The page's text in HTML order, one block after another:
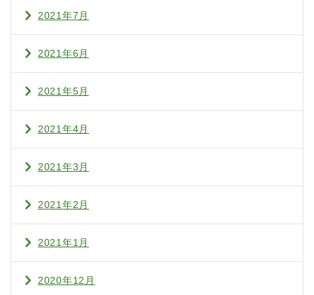
2021年7月
2021年6月
2021年5月
2021年4月
2021年3月
2021年2月
2021年1月
2020年12月